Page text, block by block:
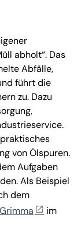
abholt“. Das
Abfälle,
führt die
zu. Dazu
von Ölspuren.
Aufgaben
Als Beispiel
dem
im